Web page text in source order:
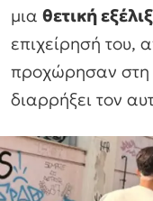
μια θετική
επιχείρησή του,
προχώρησαν στη
διαρρήξει τον